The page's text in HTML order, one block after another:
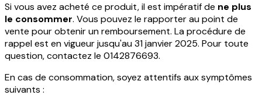
Si vous avez acheté ce produit, il est impératif de ne plus
le consommer. Vous pouvez le rapporter au point de
vente pour obtenir un remboursement. La procédure de
rappel est en vigueur jusqu'au 31 janvier 2025. Pour toute
question, contactez le 0142876693.
En cas de consommation, soyez attentifs aux symptômes
suivants :